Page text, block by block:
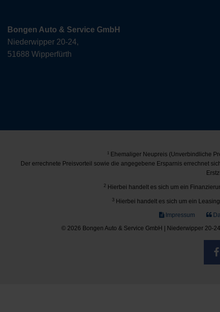
Bongen Auto & Service GmbH
Niederwipper 20-24,
51688 Wipperfürth
1Ehemaliger Neupreis (Unverbindliche
Der errechnete Preisvorteil sowie die angegebene Ersparnis errechnet
2 Hierbei handelt es sich um ein
3 Hierbei handelt es sich um ein
Impressum
© 2026 Bongen Auto & Service GmbH | Niederwipper 20-